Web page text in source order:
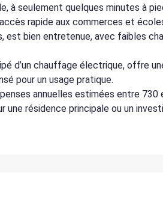
à seulement quelques minutes à
rapide aux commerces et
bien entretenue, avec faibles
d’un chauffage électrique, offre
pour un usage pratique.
annuelles estimées entre
une résidence principale ou un